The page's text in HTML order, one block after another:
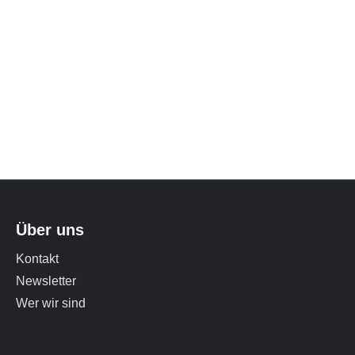
Über uns
Kontakt
Newsletter
Wer wir sind